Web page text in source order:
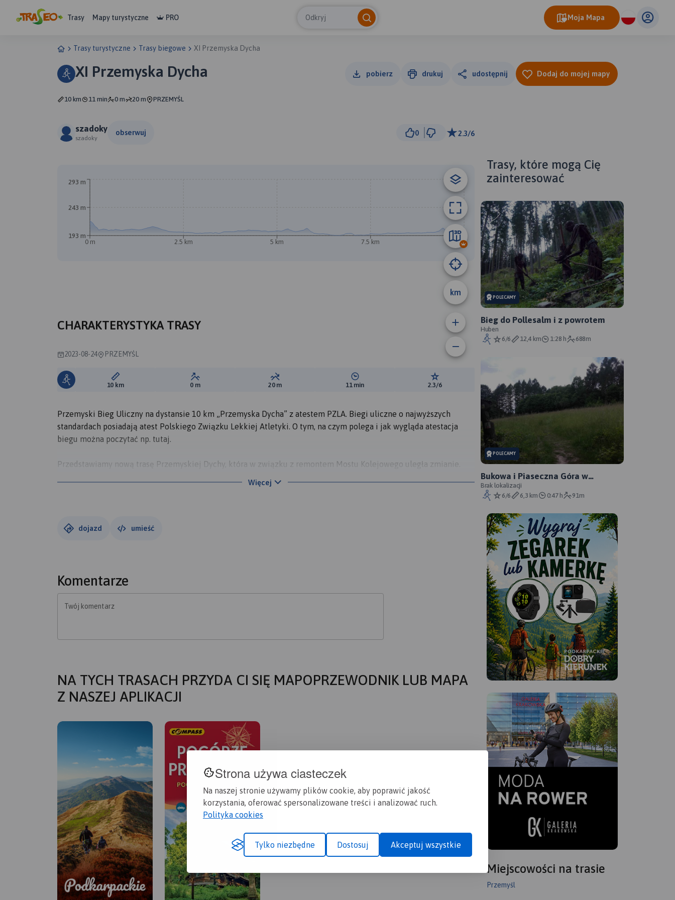
Strona używa ciasteczek
Na naszej stronie używamy plików cookie, aby poprawić jakość
korzystania, oferować spersonalizowane treści i analizować ruch.
Polityka cookies
Tylko niezbędne Dostosuj Akceptuj wszystkie
Trasy Mapy turystyczne PRO Odkryj Moja Mapa
Trasy turystyczne Trasy biegowe XI Przemyska Dycha
XI Przemyska Dycha pobierz drukuj udostępnij Dodaj do mojej mapy
10 km 11 min 0 m 20 m PRZEMYŚL
szadoky
szadoky
obserwuj 0 2.3/6
km
0 m 2.5 km 5 km 7.5 km 10 km
193 m
243 m
293 m
CHARAKTERYSTYKA TRASY
2023-08-24 PRZEMYŚL
Długość trasy:
10 km Suma przewyższeń:
0 m Suma spadków:
20 m Średni czas potrzebny na pokonanie trasy:
11 min Ocena trasy:
2.3/6
Przemyski Bieg Uliczny na dystansie 10 km „Przemyska Dycha” z atestem PZLA. Biegi uliczne o najwyższych
standardach posiadają atest Polskiego Związku Lekkiej Atletyki. O tym, na czym polega i jak wygląda atestacja
biegu można poczytać np. tutaj.
Przedstawiamy nową trasę Przemyskiej Dychy, która w związku z remontem Mostu Kolejowego uległa zmianie.
które do tej pory nie były wykorzystane w żadnej edycji.
Więcej
dojazd umieść
Komentarze
Twój komentarz
NA TYCH TRASACH PRZYDA CI SIĘ MAPOPRZEWODNIK LUB MAPA
Z NASZEJ APLIKACJI
Trasy, które mogą Cię
zainteresować
POLECAMY
Bieg do Pollesalm i z powrotem
Huben
6/6
12,4 km 1:28 h 688m
POLECAMY
Bukowa i Piaseczna Góra w
Roztoczańskim Parku Narodowym
Brak lokalizacji
6/6
6,3 km 0:47 h 91m
Miejscowości na trasie
Przemyśl